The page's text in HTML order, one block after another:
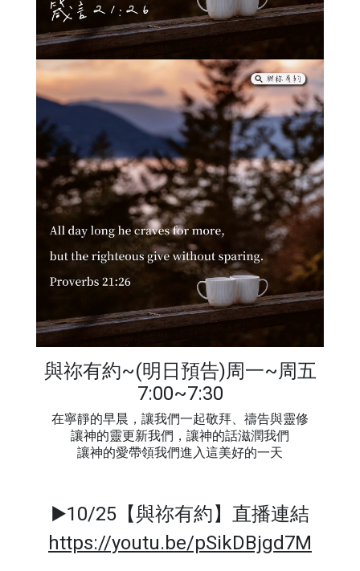
與祢有約~(明日預告)周一~周五
7:00~7:30
在寧靜的早晨，讓我們一起敬拜、禱告與靈修
讓神的靈更新我們，讓神的話滋潤我們
讓神的愛帶領我們進入這美好的一天
▶️10/25【與祢有約】直播連結
https://youtu.be/pSikDBjgd7M